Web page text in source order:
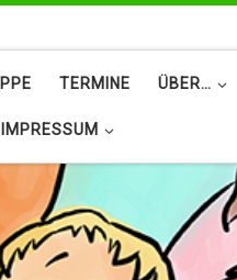
TERMINE ÜBER…
IMPRESSUM